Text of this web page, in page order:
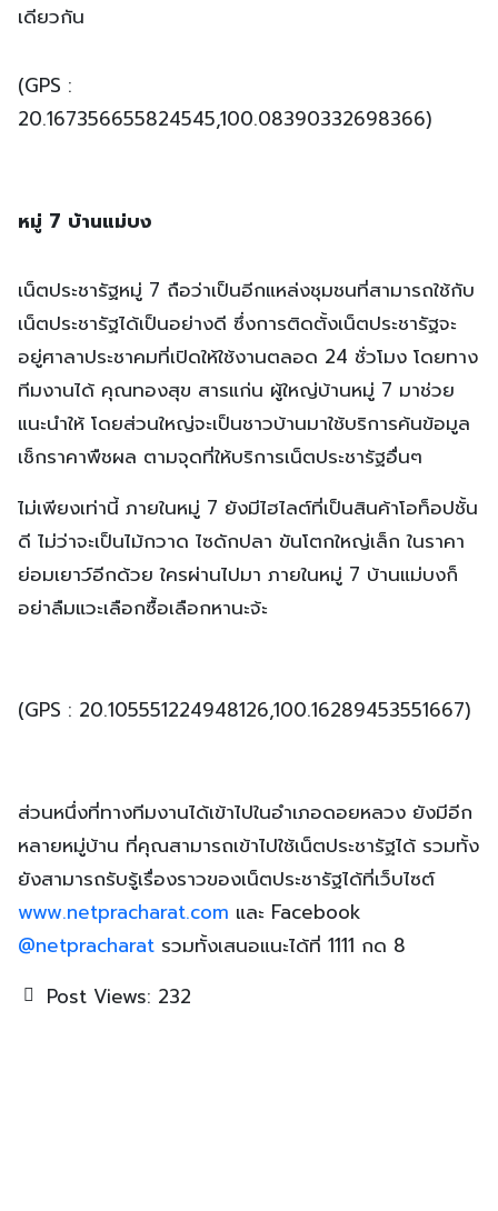
เดียวกัน
(GPS :
20.167356655824545,100.08390332698366)
หมู่ 7 บ้านแม่บง
เน็ตประชารัฐหมู่ 7 ถือว่าเป็นอีกแหล่งชุมชนที่สามารถใช้กับ
เน็ตประชารัฐได้เป็นอย่างดี ซึ่งการติดตั้งเน็ตประชารัฐจะ
อยู่ศาลาประชาคมที่เปิดให้ใช้งานตลอด 24 ชั่วโมง โดยทาง
ทีมงานได้ คุณทองสุข สารแก่น ผู้ใหญ่บ้านหมู่ 7 มาช่วย
แนะนำให้ โดยส่วนใหญ่จะเป็นชาวบ้านมาใช้บริการค้นข้อมูล
เช็กราคาพืชผล ตามจุดที่ให้บริการเน็ตประชารัฐอื่นๆ
ไม่เพียงเท่านี้ ภายในหมู่ 7 ยังมีไฮไลต์ที่เป็นสินค้าโอท็อปชั้น
ดี ไม่ว่าจะเป็นไม้กวาด ไซดักปลา ขันโตกใหญ่เล็ก ในราคา
ย่อมเยาว์อีกด้วย ใครผ่านไปมา ภายในหมู่ 7 บ้านแม่บงก็
อย่าลืมแวะเลือกซื้อเลือกหานะจ้ะ
(GPS : 20.105551224948126,100.16289453551667)
ส่วนหนึ่งที่ทางทีมงานได้เข้าไปในอำเภอดอยหลวง ยังมีอีก
หลายหมู่บ้าน ที่คุณสามารถเข้าไปใช้เน็ตประชารัฐได้ รวมทั้ง
ยังสามารถรับรู้เรื่องราวของเน็ตประชารัฐได้ที่เว็บไซต์
www.netpracharat.com และ Facebook
@netpracharat รวมทั้งเสนอแนะได้ที่ 1111 กด 8
Post Views: 232